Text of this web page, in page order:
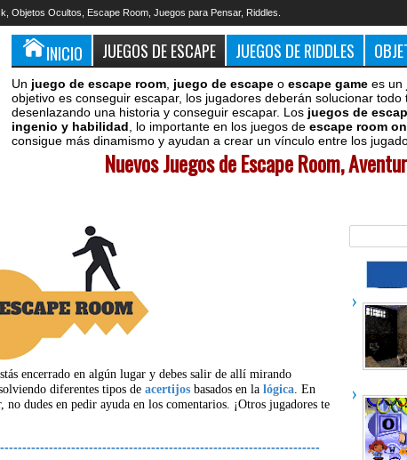
Objetos Ocultos, Escape Room, Juegos para Pensar, Riddles.
INICIO JUEGOS DE ESCAPE JUEGOS DE RIDDLES
Un juego de escape room juego de escape o escape game es un
objetivo es conseguir escapar, los jugadores deberán solucionar todo
desenlazando una historia y conseguir escapar. Los juegos de
ingenio y habilidad , lo importante en los juegos de escape room
consigue más dinamismo y ayudan a crear un vínculo entre los
Nuevos Juegos de Escape Room,
encerrado en algún lugar y debes salir de allí mirando
diferentes tipos deacertijos basados en lalógica. En
no dudes en pedir ayuda en los comentarios. ¡Otros jugadores te